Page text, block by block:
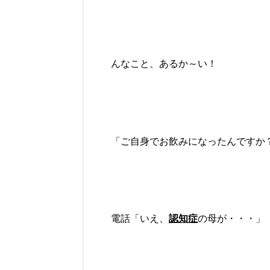
んなこと、あるか～い！
「ご自身でお飲みになったんですか
電話「いえ、 認知症の母が・・・」